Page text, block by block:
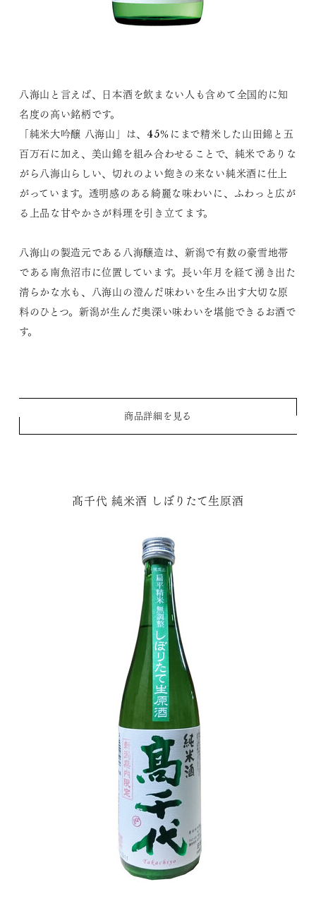
八海山と言えば、日本酒を飲まない人も含めて全国的に知
名度の高い銘柄です。
「純米大吟醸 八海山」は、45％にまで精米した山田錦と五
百万石に加え、美山錦を組み合わせることで、純米でありな
がら八海山らしい、切れのよい飽きの来ない純米酒に仕上
がっています。透明感のある綺麗な味わいに、ふわっと広が
る上品な甘やかさが料理を引き立てます。
八海山の製造元である八海醸造は、新潟で有数の豪雪地帯
である南魚沼市に位置しています。長い年月を経て湧き出た
清らかな水も、八海山の澄んだ味わいを生み出す大切な原
料のひとつ。新潟が生んだ奥深い味わいを堪能できるお酒で
す。
商品詳細を見る
髙千代 純米酒 しぼりたて生原酒